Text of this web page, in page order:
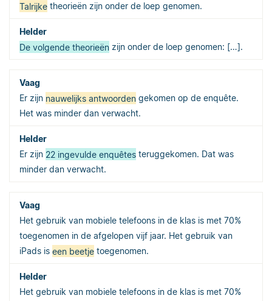
Talrijke theorieën zijn onder de loep genomen.
De volgende theorieën zijn onder de loep genomen: […].
Er zijn nauwelijks antwoorden gekomen op de enquête.
Het was minder dan verwacht.
Er zijn 22 ingevulde enquêtes teruggekomen. Dat was
minder dan verwacht.
Het gebruik van mobiele telefoons in de klas is met 70%
toegenomen in de afgelopen vijf jaar. Het gebruik van
iPads is een beetje toegenomen.
Het gebruik van mobiele telefoons in de klas is met 70%